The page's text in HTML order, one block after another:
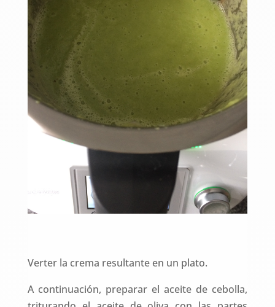
Verter la crema resultante en un plato.
A continuación, preparar el aceite de cebolla,